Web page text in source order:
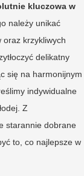
kluczowa w
należy unikać
oraz krzykliwych
delikatny
się na harmonijnym
indywidualne
Z
starannie dobrane
to, co najlepsze w